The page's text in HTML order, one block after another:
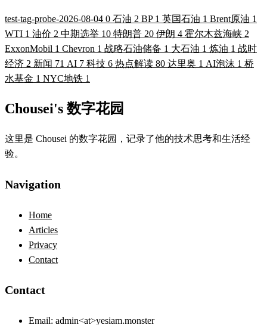
test-tag-probe-2026-08-04 0 石油 2 BP 1 英国石油 1 Brent原油 1
WTI 1 油价 2 中期选举 10 特朗普 20 伊朗 4 霍尔木兹海峡 2
ExxonMobil 1 Chevron 1 战略石油储备 1 大石油 1 炼油 1 战时
经济 2 新闻 71 AI 7 科技 6 热点解读 80 达里奥 1 AI泡沫 1 桥
水基金 1 NYC地铁 1
Chousei's 数字花园
这里是 Chousei 的数字花园，记录了他的技术思考和生活经
验。
Navigation
Home
Articles
Privacy
Contact
Contact
Email: admin<at>yesiam.monster